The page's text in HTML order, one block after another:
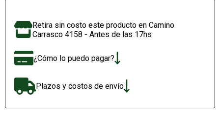
Retira sin costo este producto en Camino
Carrasco 4158 - Antes de las 17hs
¿Cómo lo puedo pagar?
Plazos y costos de envío